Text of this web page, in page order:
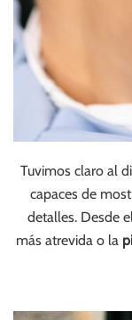
Tuvimos claro al
capaces de
detalles. Desde
más atrevida o la